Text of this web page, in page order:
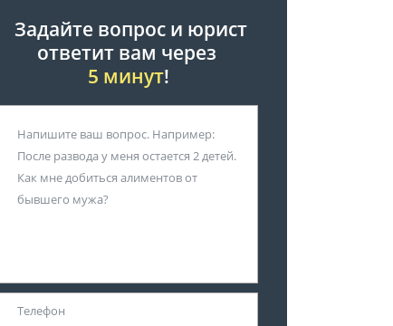
Задайте вопрос и юрист
ответит вам через
5 минут!